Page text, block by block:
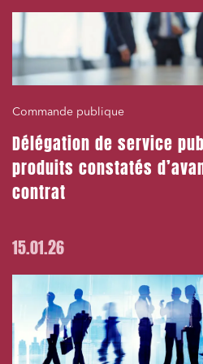
Commande publique
Délégation de service
produits constatés
contrat
15.01.26